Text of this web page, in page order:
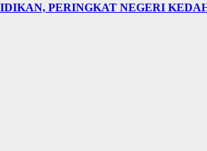
PERINGKAT NEGERI